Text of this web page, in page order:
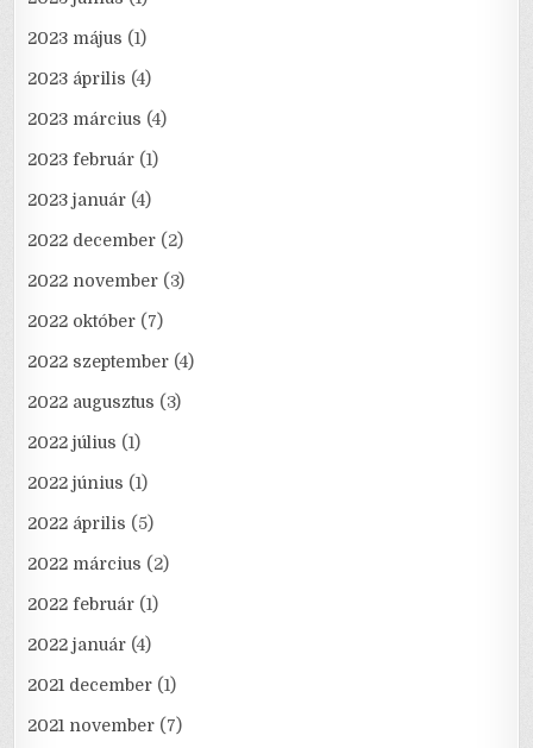
2023 május (1)
2023 április (4)
2023 március (4)
2023 február (1)
2023 január (4)
2022 december (2)
2022 november (3)
2022 október (7)
2022 szeptember (4)
2022 augusztus (3)
2022 július (1)
2022 június (1)
2022 április (5)
2022 március (2)
2022 február (1)
2022 január (4)
2021 december (1)
2021 november (7)